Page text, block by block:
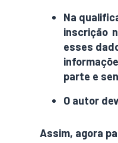
Na
inscrição
esses
parte e
O autor
Assim, agora